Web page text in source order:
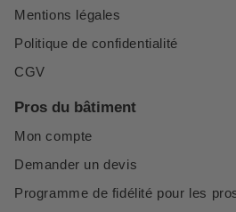
Mentions légales
Politique de confidentialité
CGV
Pros du bâtiment
Mon compte
Demander un devis
Programme de fidélité pour les